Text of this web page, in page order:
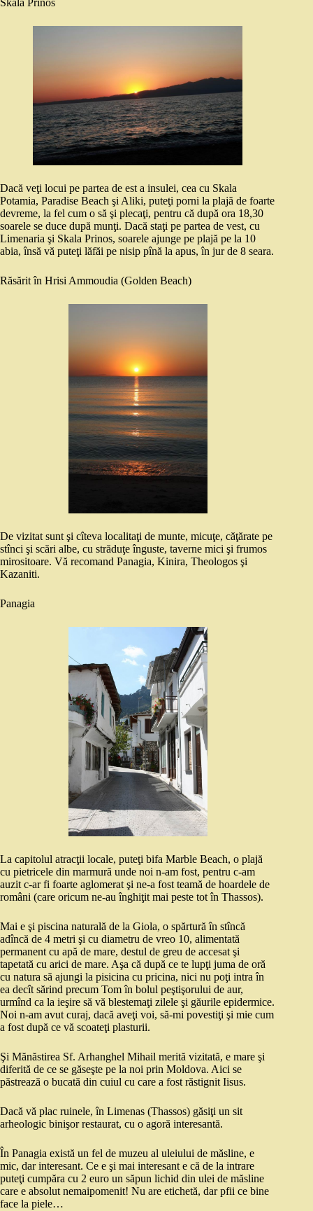
Dacă veţi locui pe partea de est a insulei, cea cu Skala
Potamia, Paradise Beach şi Aliki, puteţi porni la plajă de foarte
devreme, la fel cum o să şi plecaţi, pentru că după ora 18,30
soarele se duce după munţi. Dacă staţi pe partea de vest, cu
Limenaria şi Skala Prinos, soarele ajunge pe plajă pe la 10
abia, însă vă puteţi lăfăi pe nisip pînă la apus, în jur de 8 seara.
Răsărit în Hrisi Ammoudia (Golden Beach)
De vizitat sunt şi cîteva localitaţi de munte, micuţe, căţărate pe
stînci şi scări albe, cu străduţe înguste, taverne mici şi frumos
mirositoare. Vă recomand Panagia, Kinira, Theologos şi
Kazaniti.
Panagia
La capitolul atracţii locale, puteţi bifa Marble Beach, o plajă
cu pietricele din marmură unde noi n-am fost, pentru c-am
auzit c-ar fi foarte aglomerat şi ne-a fost teamă de hoardele de
români (care oricum ne-au înghiţit mai peste tot în Thassos).
Mai e şi piscina naturală de la Giola, o spărtură în stîncă
adîncă de 4 metri şi cu diametru de vreo 10, alimentată
permanent cu apă de mare, destul de greu de accesat şi
tapetată cu arici de mare. Aşa că după ce te lupţi juma de oră
cu natura să ajungi la pisicina cu pricina, nici nu poţi intra în
ea decît sărind precum Tom în bolul peştişorului de aur,
urmînd ca la ieşire să vă blestemaţi zilele şi găurile epidermice.
Noi n-am avut curaj, dacă aveţi voi, să-mi povestiţi şi mie cum
a fost după ce vă scoateţi plasturii.
Şi Mănăstirea Sf. Arhanghel Mihail merită vizitată, e mare şi
diferită de ce se găseşte pe la noi prin Moldova. Aici se
păstrează o bucată din cuiul cu care a fost răstignit Iisus.
Dacă vă plac ruinele, în Limenas (Thassos) găsiţi un sit
arheologic binişor restaurat, cu o agoră interesantă.
În Panagia există un fel de muzeu al uleiului de măsline, e
mic, dar interesant. Ce e şi mai interesant e că de la intrare
puteţi cumpăra cu 2 euro un săpun lichid din ulei de măsline
care e absolut nemaipomenit! Nu are etichetă, dar pfii ce bine
face la piele…